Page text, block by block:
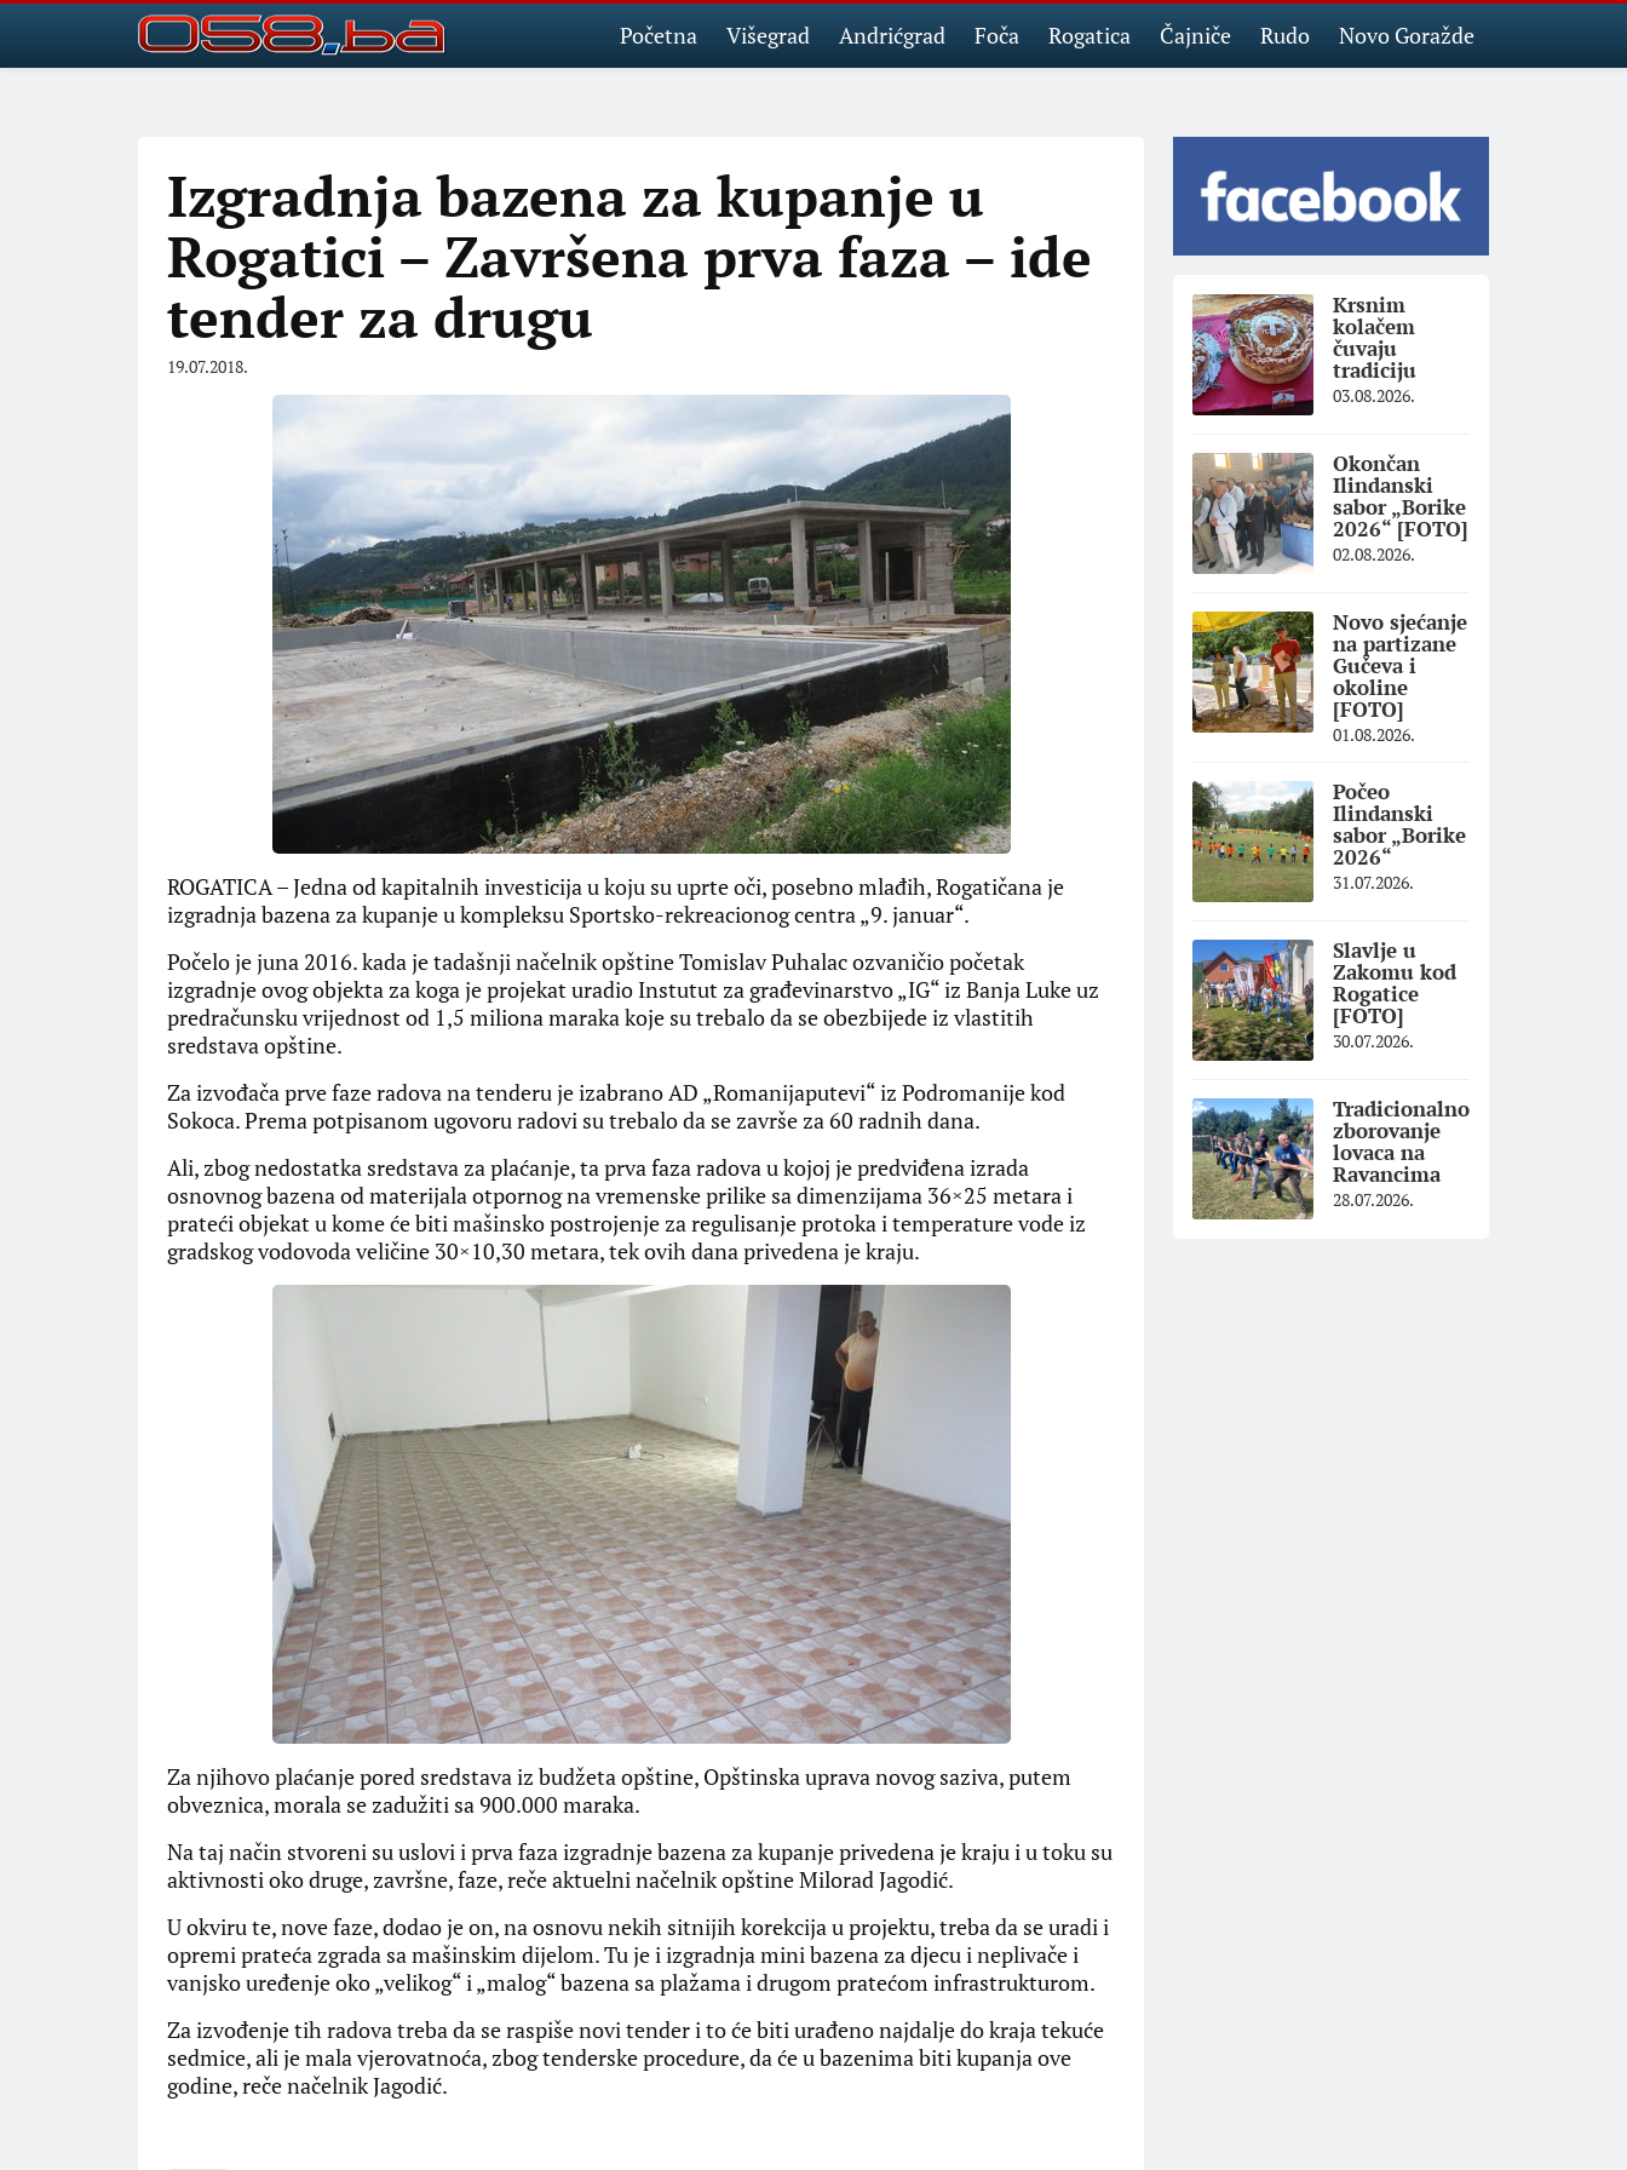
Početna Višegrad Andrićgrad Foča Rogatica Čajniče Rudo Novo Goražde
Izgradnja bazena za kupanje u
Rogatici – Završena prva faza – ide
tender za drugu
19.07.2018.
ROGATICA – Jedna od kapitalnih investicija u koju su uprte oči, posebno mlađih, Rogatičana je
izgradnja bazena za kupanje u kompleksu Sportsko-rekreacionog centra „9. januar“.
Počelo je juna 2016. kada je tadašnji načelnik opštine Tomislav Puhalac ozvaničio početak
izgradnje ovog objekta za koga je projekat uradio Instutut za građevinarstvo „IG“ iz Banja Luke uz
predračunsku vrijednost od 1,5 miliona maraka koje su trebalo da se obezbijede iz vlastitih
sredstava opštine.
Za izvođača prve faze radova na tenderu je izabrano AD „Romanijaputevi“ iz Podromanije kod
Sokoca. Prema potpisanom ugovoru radovi su trebalo da se završe za 60 radnih dana.
Ali, zbog nedostatka sredstava za plaćanje, ta prva faza radova u kojoj je predviđena izrada
osnovnog bazena od materijala otpornog na vremenske prilike sa dimenzijama 36×25 metara i
prateći objekat u kome će biti mašinsko postrojenje za regulisanje protoka i temperature vode iz
gradskog vodovoda veličine 30×10,30 metara, tek ovih dana privedena je kraju.
Za njihovo plaćanje pored sredstava iz budžeta opštine, Opštinska uprava novog saziva, putem
obveznica, morala se zadužiti sa 900.000 maraka.
Na taj način stvoreni su uslovi i prva faza izgradnje bazena za kupanje privedena je kraju i u toku su
aktivnosti oko druge, završne, faze, reče aktuelni načelnik opštine Milorad Jagodić.
U okviru te, nove faze, dodao je on, na osnovu nekih sitnijih korekcija u projektu, treba da se uradi i
opremi prateća zgrada sa mašinskim dijelom. Tu je i izgradnja mini bazena za djecu i neplivače i
vanjsko uređenje oko „velikog“ i „malog“ bazena sa plažama i drugom pratećom infrastrukturom.
Za izvođenje tih radova treba da se raspiše novi tender i to će biti urađeno najdalje do kraja tekuće
sedmice, ali je mala vjerovatnoća, zbog tenderske procedure, da će u bazenima biti kupanja ove
godine, reče načelnik Jagodić.
Krsnim
kolačem
čuvaju
tradiciju
03.08.2026.
Okončan
Ilindanski
sabor „Borike
2026“ [FOTO]
02.08.2026.
Novo sjećanje
na partizane
Gučeva i
okoline
[FOTO]
01.08.2026.
Počeo
Ilindanski
sabor „Borike
2026“
31.07.2026.
Slavlje u
Zakomu kod
Rogatice
[FOTO]
30.07.2026.
Tradicionalno
zborovanje
lovaca na
Ravancima
28.07.2026.